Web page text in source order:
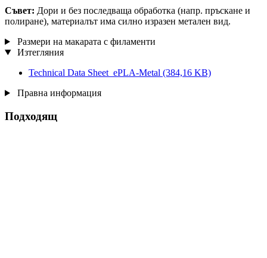
Съвет: Дори и без последваща обработка (напр. пръскане и
полиране), материалът има силно изразен метален вид.
Размери на макарата с филаменти
Изтегляния
Technical Data Sheet_ePLA-Metal (384,16 KB)
Правна информация
Подходящ